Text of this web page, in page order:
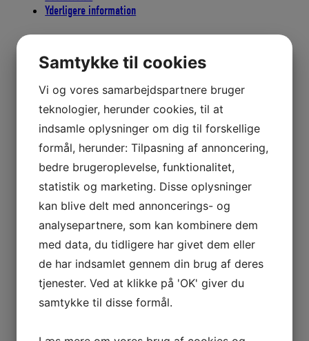
100
meter
bundt
Yderligere information
Beskrivelse
BJØRKØ Standard Flydeline overtælle nr. 2,5
Opdrift pr. 100 meter – 1200 gram.
Flådafstand (flådmidte) 37 cm.
Brudstyrke 60 kg.
Bundter a 100 meter.
BJØRKØ Standard Flydeline overtælle er en god flydeline til mindre
garn, hobby fiskegarn, fiskenet m.m.
Flydelinen – overtællen, tåler en vanddybde ned til 50 meter.
Yderligere information
Vægt 1 kg
Samtykke til cookies
Vi og vores samarbejdspartnere bruger
teknologier, herunder cookies, til at
indsamle oplysninger om dig til forskellige
formål, herunder: Tilpasning af annoncering,
bedre brugeroplevelse, funktionalitet,
statistik og marketing. Disse oplysninger
kan blive delt med annoncerings- og
analysepartnere, som kan kombinere dem
med data, du tidligere har givet dem eller
de har indsamlet gennem din brug af deres
tjenester. Ved at klikke på 'OK' giver du
samtykke til disse formål.